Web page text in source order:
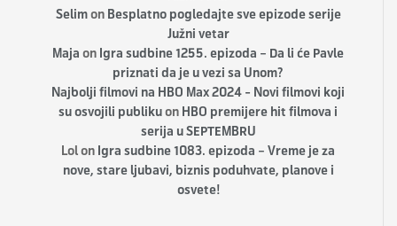
Selimon Besplatno pogledajte sve epizode serije
Južni vetar
Maja on Igra sudbine 1255. epizoda – Da li će Pavle
priznati da je u vezi sa Unom?
Najbolji filmovi na HBO Max 2024 - Novi filmovi koji
su osvojili publikuon HBO premijere hit filmova i
serija u SEPTEMBRU
Lolon Igra sudbine 1083. epizoda – Vreme je za
nove, stare ljubavi, biznis poduhvate, planove i
osvete!